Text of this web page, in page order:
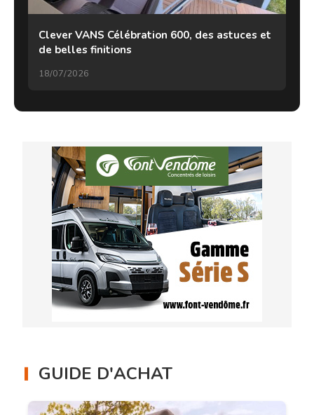
Clever VANS Célébration 600, des astuces et
de belles finitions
18/07/2026
GUIDE D'ACHAT